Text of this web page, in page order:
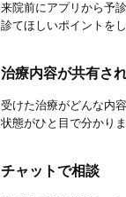
来院前にアプリから予
診てほしいポイントを
治療内容が共有さ
受けた治療がどんな内
状態がひと目で分かりま
チャットで相談